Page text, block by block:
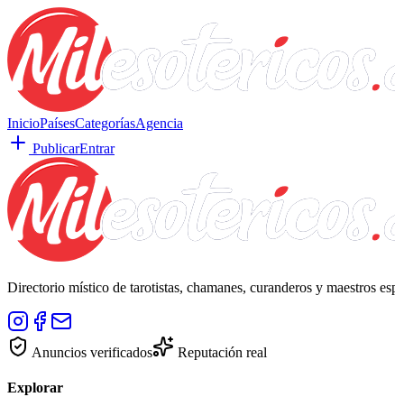
InicioPaísesCategoríasAgencia
PublicarEntrar
Directorio místico de tarotistas, chamanes, curanderos y maestros
Anuncios verificados Reputación real
Explorar